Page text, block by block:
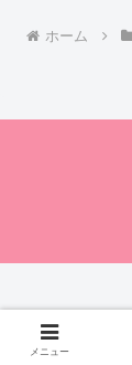
ホーム
メニュー